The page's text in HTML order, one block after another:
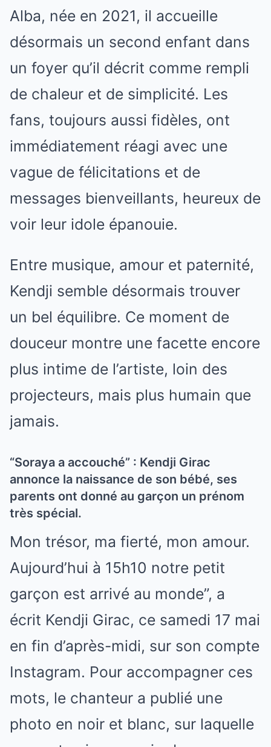
Alba, née en 2021, il accueille
désormais un second enfant dans
un foyer qu’il décrit comme rempli
de chaleur et de simplicité. Les
fans, toujours aussi fidèles, ont
immédiatement réagi avec une
vague de félicitations et de
messages bienveillants, heureux de
voir leur idole épanouie.
Entre musique, amour et paternité,
Kendji semble désormais trouver
un bel équilibre. Ce moment de
douceur montre une facette encore
plus intime de l’artiste, loin des
projecteurs, mais plus humain que
jamais.
“Soraya a accouché” : Kendji Girac
annonce la naissance de son bébé, ses
parents ont donné au garçon un prénom
très spécial.
Mon trésor, ma fierté, mon amour.
Aujourd’hui à 15h10 notre petit
garçon est arrivé au monde”, a
écrit Kendji Girac, ce samedi 17 mai
en fin d’après-midi, sur son compte
Instagram. Pour accompagner ces
mots, le chanteur a publié une
photo en noir et blanc, sur laquelle